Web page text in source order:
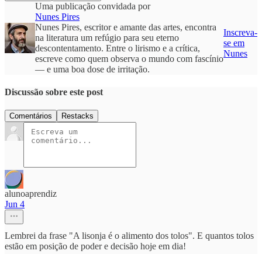
Uma publicação convidada por
Nunes Pires
Nunes Pires, escritor e amante das artes, encontra
na literatura um refúgio para seu eterno
descontentamento. Entre o lirismo e a crítica,
escreve como quem observa o mundo com fascínio
— e uma boa dose de irritação.
Inscreva-
se em
Nunes
Discussão sobre este post
Comentários Restacks
alunoaprendiz
Jun 4
Lembrei da frase "A lisonja é o alimento dos tolos". E quantos tolos
estão em posição de poder e decisão hoje em dia!